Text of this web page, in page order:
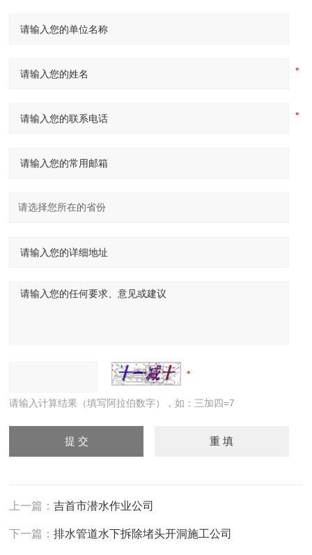
请输入计算结果（填写阿拉伯数字），如：三加四=7
上一篇：吉首市潜水作业公司
下一篇：排水管道水下拆除堵头开洞施工公司